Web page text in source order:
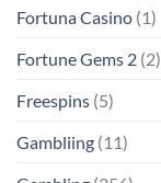
Fortuna Casino (1)
Fortune Gems 2 (2)
Freespins (5)
Gambliing (11)